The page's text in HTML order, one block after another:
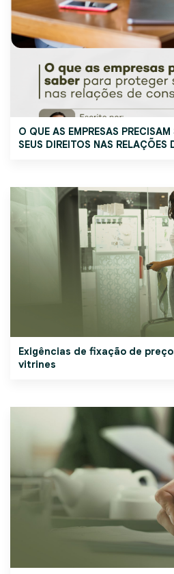
O QUE AS EMPRESAS
SEUS DIREITOS NAS RELAÇÕES
Exigências de fixação de
vitrines